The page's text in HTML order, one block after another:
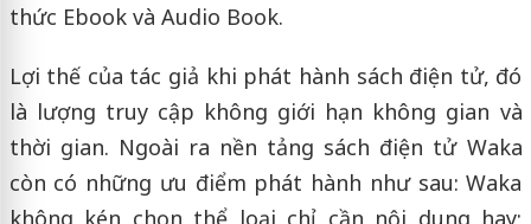
thức Ebook và Audio Book.
Lợi thế của tác giả khi phát hành sách điện tử, đó
là lượng truy cập không giới hạn không gian và
thời gian. Ngoài ra nền tảng sách điện tử Waka
còn có những ưu điểm phát hành như sau: Waka
không kén chọn thể loại chỉ cần nội dung hay;